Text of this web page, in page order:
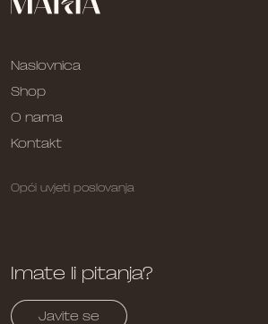
Naslovnica
Shop
O nama
Kontakt
Opći uvjeti poslovanja
Imate li pitanja?
Javite se